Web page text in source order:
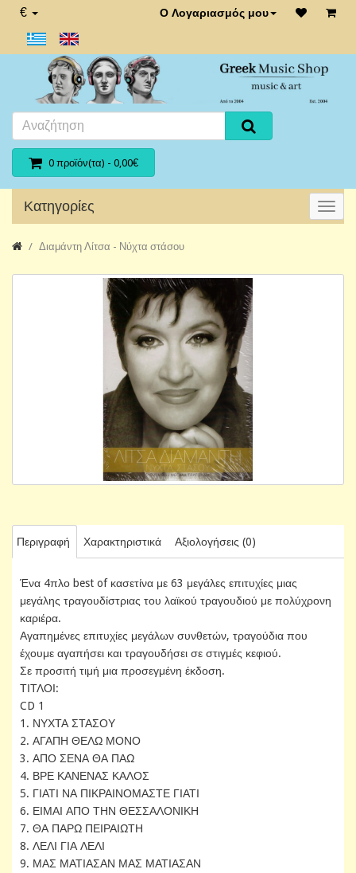
€ Ο Λογαριασμός μου
0 προϊόν(τα) - 0,00€
Κατηγορίες
Διαμάντη Λίτσα - Νύχτα στάσου
Περιγραφή Χαρακτηριστικά Αξιολογήσεις (0)
Ένα 4πλο best of κασετίνα με 63 μεγάλες επιτυχίες μιας
μεγάλης τραγουδίστριας του λαϊκού τραγουδιού με πολύχρονη
καριέρα.
Αγαπημένες επιτυχίες μεγάλων συνθετών, τραγούδια που
έχουμε αγαπήσει και τραγουδήσει σε στιγμές κεφιού.
Σε προσιτή τιμή μια προσεγμένη έκδοση.
ΤΙΤΛΟΙ:
CD 1
1. ΝΥΧΤΑ ΣΤΑΣΟΥ
2. ΑΓΑΠΗ ΘΕΛΩ ΜΟΝΟ
3. ΑΠΟ ΣΕΝΑ ΘΑ ΠΑΩ
4. ΒΡΕ ΚΑΝΕΝΑΣ ΚΑΛΟΣ
5. ΓΙΑΤΙ ΝΑ ΠΙΚΡΑΙΝΟΜΑΣΤΕ ΓΙΑΤΙ
6. ΕΙΜΑΙ ΑΠΟ ΤΗΝ ΘΕΣΣΑΛΟΝΙΚΗ
7. ΘΑ ΠΑΡΩ ΠΕΙΡΑΙΩΤΗ
8. ΛΕΛΙ ΓΙΑ ΛΕΛΙ
9. ΜΑΣ ΜΑΤΙΑΣΑΝ ΜΑΣ ΜΑΤΙΑΣΑΝ